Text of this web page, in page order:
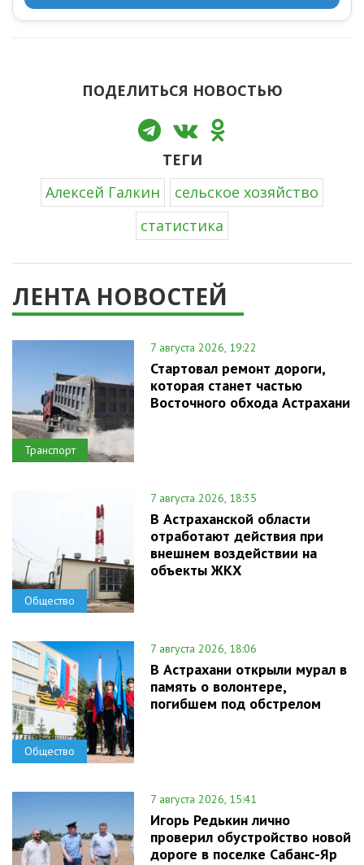
ПОДЕЛИТЬСЯ НОВОСТЬЮ
ТЕГИ
Алексей Галкин
сельское хозяйство
статистика
ЛЕНТА НОВОСТЕЙ
Транспорт
7 августа 2026, 19:22
Стартовал ремонт дороги,
которая станет частью
Восточного обхода Астрахани
Общество
7 августа 2026, 18:35
В Астраханской области
отработают действия при
внешнем воздействии на
объекты ЖКХ
Общество
7 августа 2026, 18:06
В Астрахани открыли мурал в
память о волонтере,
погибшем под обстрелом
7 августа 2026, 15:41
Игорь Редькин лично
проверил обустройство новой
дороге в поселке Сабанс-Яр